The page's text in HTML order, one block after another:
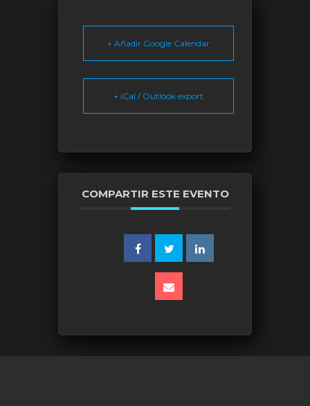
+ Añadir Google Calendar
+ iCal / Outlook export
COMPARTIR ESTE EVENTO